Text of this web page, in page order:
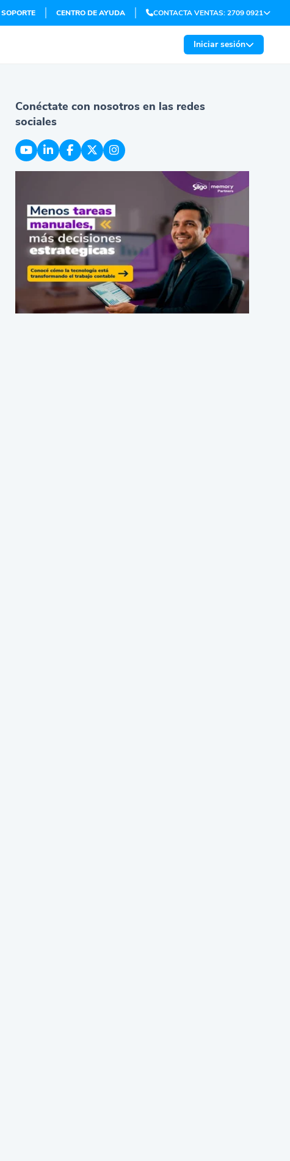
SOPORTE CENTRO DE AYUDA CONTACTA VENTAS: 2709 0921
Iniciar sesión
Conéctate con nosotros en las redes
sociales